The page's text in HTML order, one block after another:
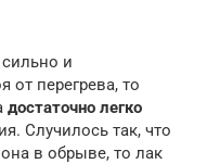
и
от перегрева, то
достаточно легко
Случилось так, что
в обрыве, то лак